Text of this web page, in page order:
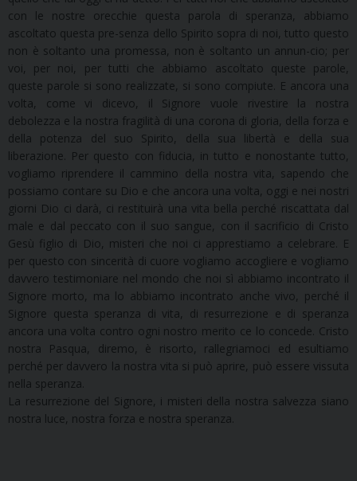
con le nostre orecchie questa parola di speranza, abbiamo
ascoltato questa pre-senza dello Spirito sopra di noi, tutto questo
non è soltanto una promessa, non è soltanto un annun-cio; per
voi, per noi, per tutti che abbiamo ascoltato queste parole,
queste parole si sono realizzate, si sono compiute. E ancora una
volta, come vi dicevo, il Signore vuole rivestire la nostra
debolezza e la nostra fragilità di una corona di gloria, della forza e
della potenza del suo Spirito, della sua libertà e della sua
liberazione. Per questo con fiducia, in tutto e nonostante tutto,
vogliamo riprendere il cammino della nostra vita, sapendo che
possiamo contare su Dio e che ancora una volta, oggi e nei nostri
giorni Dio ci darà, ci restituirà una vita bella perché riscattata dal
male e dal peccato con il suo sangue, con il sacrificio di Cristo
Gesù figlio di Dio, misteri che noi ci apprestiamo a celebrare. E
per questo con sincerità di cuore vogliamo accogliere e vogliamo
davvero testimoniare nel mondo che noi sì abbiamo incontrato il
Signore morto, ma lo abbiamo incontrato anche vivo, perché il
Signore questa speranza di vita, di resurrezione e di speranza
ancora una volta contro ogni nostro merito ce lo concede. Cristo
nostra Pasqua, diremo, è risorto, rallegriamoci ed esultiamo
perché per davvero la nostra vita si può aprire, può essere vissuta
nella speranza.
La resurrezione del Signore, i misteri della nostra salvezza siano
nostra luce, nostra forza e nostra speranza.